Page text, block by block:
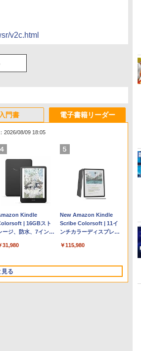
v2c.html
Amazon.co.jp限定】
ノートパソコン 15-
15.6インチ 16GBメ
テル Core 5
129,800
FMV ノートパソコン
WE1-K3 (MS 365
Personal/Copilotキー搭
i5/16GB/SSD 512GB/ホ
FMVWK3E15W_AZ
￥139,880
Office
& Business
最新 永続版)|オン
版|Windows11、
39,582
Windows版 | Minecraft
(マインクラフト): Java &
Bedrock Edition | オンラ
￥3,600
門書
イラスト表現辞典: 思
通りの絵を引き出す
ロンプトの言葉 AI画
イラストLabo)
480
FM TOWNS ハイパー・
カタログ: 本体ハードウ
ェア・市販ソフトウェア
最新エミュレータ紹介
￥1,600
電子書籍リーダー
2026/08/09 18:05
Kindle
| 16GBスト
ージ、防水、7インチ
色調調節ライト、最大8
告無し、ブラック
年発売)
31,980
New Amazon Kindle
Scribe Colorsoft | 11イ
ンチカラーディスプレ
ノート機能搭載、明るさ
ト、プレミアムペン付
￥115,980
る